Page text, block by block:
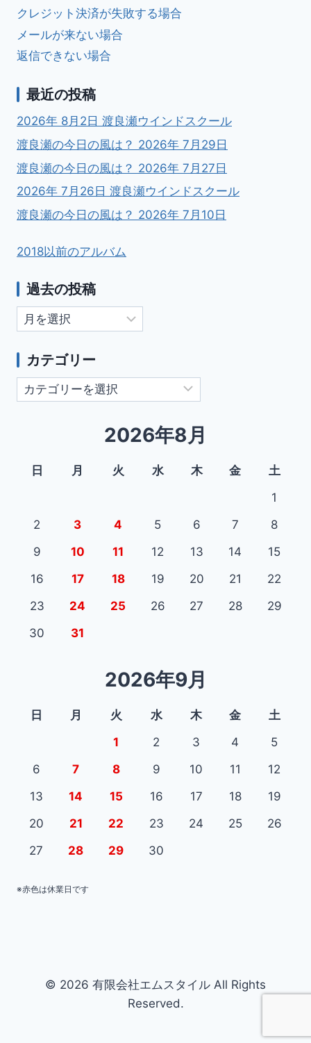
クレジット決済が失敗する場合
メールが来ない場合
返信できない場合
最近の投稿
2026年 8月2日 渡良瀬ウインドスクール
渡良瀬の今日の風は？ 2026年 7月29日
渡良瀬の今日の風は？ 2026年 7月27日
2026年 7月26日 渡良瀬ウインドスクール
渡良瀬の今日の風は？ 2026年 7月10日
2018以前のアルバム
過去の投稿
過
去
の
投
稿
カテゴリー
カ
テ
2026年8月
日 月 火 水 木 金
土
1
2
3 4 5 6 7
8
9
10 11 12 13 14
15
16
17 18 19 20 21
22
23
24 25 26 27 28
29
30
31
2026年9月
日 月 火 水 木 金
土
1
2 3 4
5
6
7 8 9 10 11
12
13
14 15 16 17 18
19
20
21 22 23 24 25
26
27
28 29 30
※赤色は休業日です
© 2026 有限会社エムスタイル All Rights
Reserved.